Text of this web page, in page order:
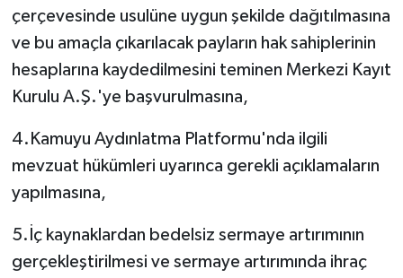
çerçevesinde usulüne uygun şekilde dağıtılmasına
ve bu amaçla çıkarılacak payların hak sahiplerinin
hesaplarına kaydedilmesini teminen Merkezi Kayıt
Kurulu A.Ş.'ye başvurulmasına,
4.Kamuyu Aydınlatma Platformu'nda ilgili
mevzuat hükümleri uyarınca gerekli açıklamaların
yapılmasına,
5.İç kaynaklardan bedelsiz sermaye artırımının
gerçekleştirilmesi ve sermaye artırımında ihraç